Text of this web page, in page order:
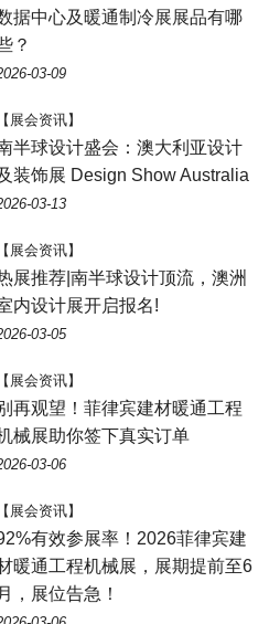
据中心及暖通制冷展展品有哪
？
03-09
【展会资讯】
半球设计盛会：澳大利亚设计
装饰展 Design Show Australia
03-13
【展会资讯】
展推荐|南半球设计顶流，澳洲
内设计展开启报名!
03-05
【展会资讯】
再观望！菲律宾建材暖通工程
械展助你签下真实订单
03-06
【展会资讯】
有效参展率！2026菲律宾建
暖通工程机械展，展期提前至6
月，展位告急！